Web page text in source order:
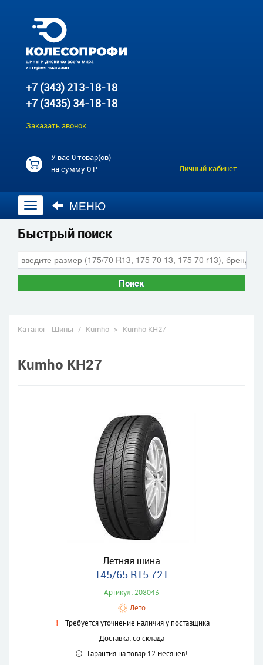
+7 (343) 213-18-18
+7 (3435) 34-18-18
Заказать звонок
У вас0 товар(ов)
на сумму0 Р Личный кабинет
Открыть
навигацию
МЕНЮ
Быстрый поиск
Поиск
Каталог Шины / Kumho > Kumho KH27
Kumho KH27
Летняя шина
145/65 R15 72T
Артикул: 208043
Лето
Требуется уточнение наличия у поставщика
Доставка: со склада
Гарантия на товар 12 месяцев!